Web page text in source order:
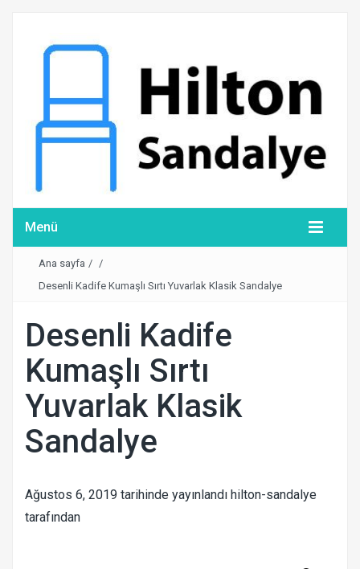
Menü
Ana sayfa / /
Desenli Kadife Kumaşlı Sırtı Yuvarlak Klasik Sandalye
Desenli Kadife
Kumaşlı Sırtı
Yuvarlak Klasik
Sandalye
Ağustos 6, 2019 tarihinde yayınlandı hilton-sandalye
tarafından